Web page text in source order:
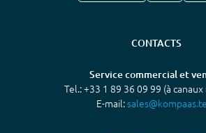
CONTACTS
Service commercial et
Tel.: +33 1 89 36 09 99 (à
E-mail: